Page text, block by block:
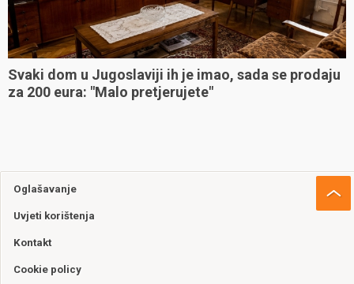
Svaki dom u Jugoslaviji ih je imao, sada se prodaju
za 200 eura: "Malo pretjerujete"
Oglašavanje
Uvjeti korištenja
Kontakt
Cookie policy